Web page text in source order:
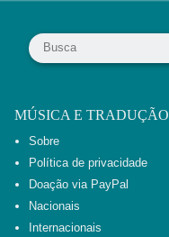
MÚSICA E TRADUÇÃO
Sobre
Política de privacidade
Doação via PayPal
Nacionais
Internacionais